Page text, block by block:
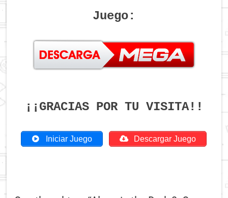
Juego:
¡¡GRACIAS POR TU VISITA!!
Iniciar Juego Descargar Juego